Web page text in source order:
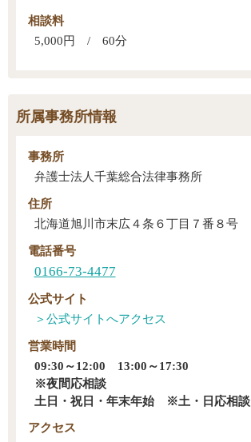
相談料
5,000円 / 60分
所属事務所情報
事務所
弁護士法人千葉総合法律事務所
住所
北海道旭川市末広４条６丁目７番８号
電話番号
0166-73-4477
公式サイト
営業時間
09:30～12:00 13:00～17:30
※夜間応相談
土日・祝日・年末年始 ※土・日応相談
アクセス